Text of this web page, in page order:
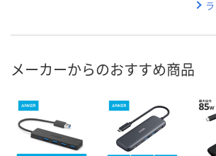
メーカーからのおすすめ商品